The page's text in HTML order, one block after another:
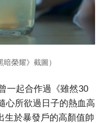
暗榮耀》截圖）
一起合作過《雖然30
心所欲過日子的熱血高
生於暴發戶的高顏值帥